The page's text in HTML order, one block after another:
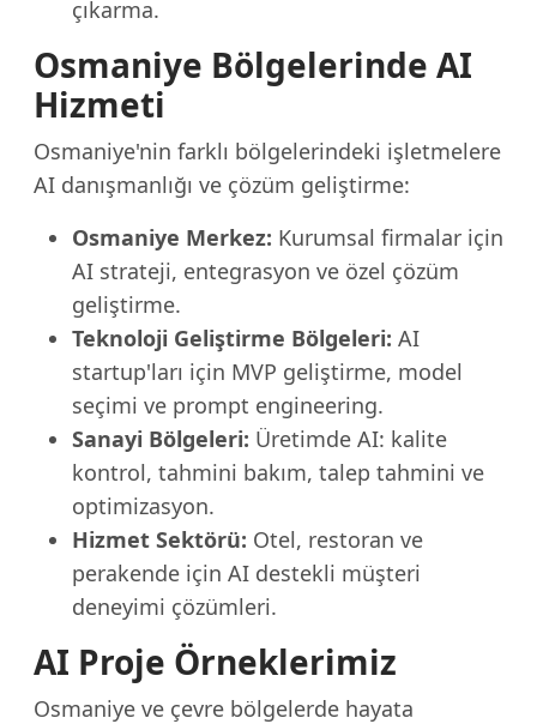
çıkarma.
Osmaniye Bölgelerinde AI
Hizmeti
Osmaniye'nin farklı bölgelerindeki işletmelere
AI danışmanlığı ve çözüm geliştirme:
Osmaniye Merkez: Kurumsal firmalar için
AI strateji, entegrasyon ve özel çözüm
geliştirme.
Teknoloji Geliştirme Bölgeleri: AI
startup'ları için MVP geliştirme, model
seçimi ve prompt engineering.
Sanayi Bölgeleri: Üretimde AI: kalite
kontrol, tahmini bakım, talep tahmini ve
optimizasyon.
Hizmet Sektörü: Otel, restoran ve
perakende için AI destekli müşteri
deneyimi çözümleri.
AI Proje Örneklerimiz
Osmaniye ve çevre bölgelerde hayata